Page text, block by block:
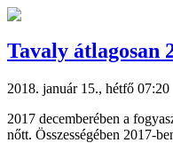
Tavaly átlagosan
2018. január 15., hétfő 07:20
2017 decemberében a
nőtt. Összességében 2017-